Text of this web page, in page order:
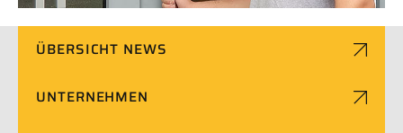
ÜBERSICHT NEWS
UNTERNEHMEN